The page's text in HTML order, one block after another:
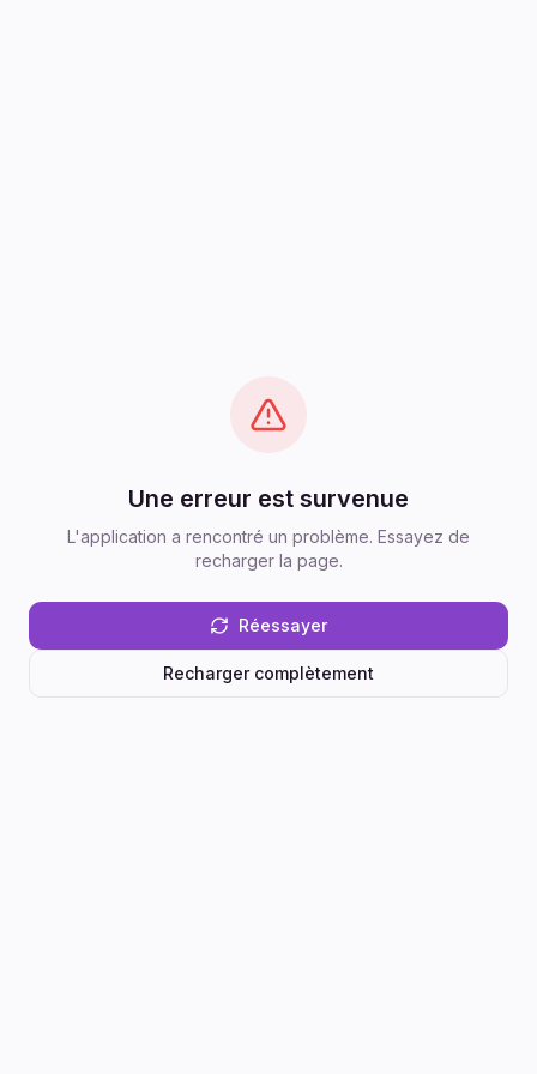
Une erreur est survenue
L'application a rencontré un problème. Essayez de
recharger la page.
Réessayer
Recharger complètement